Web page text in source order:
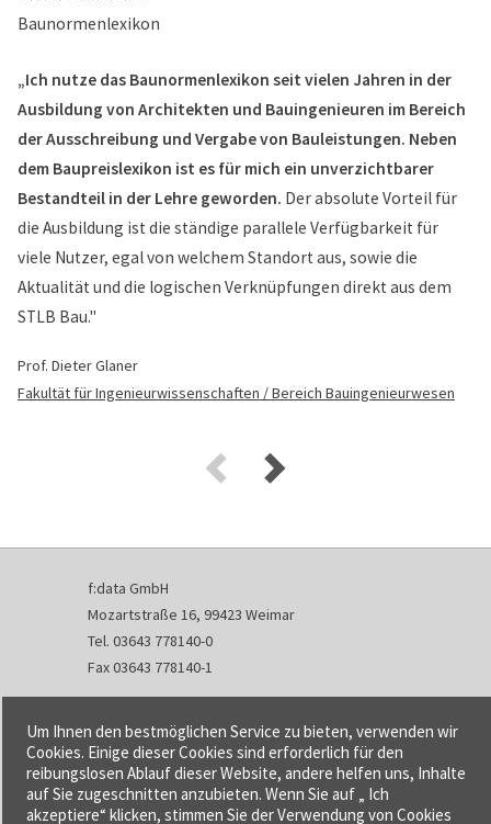
„Ich nutze das Baunormenlexikon seit vielen Jahren in der
Ausbildung von Architekten und Bauingenieuren im Bereich
der Ausschreibung und Vergabe von Bauleistungen. Neben
dem Baupreislexikon ist es für mich ein unverzichtbarer
Bestandteil in der Lehre geworden. Der absolute Vorteil für
die Ausbildung ist die ständige parallele Verfügbarkeit für
viele Nutzer, egal von welchem Standort aus, sowie die
Aktualität und die logischen Verknüpfungen direkt aus dem
STLB Bau."
Prof. Dieter Glaner
Fakultät für Ingenieurwissenschaften / Bereich Bauingenieurwesen
f:data GmbH
Mozartstraße 16, 99423 Weimar
Tel. 03643 778140-0
Fax 03643 778140-1
info@fdata.de
Kontakt
Impressum
Datenschutzerklärung
Um Ihnen den bestmöglichen Service zu bieten, verwenden wir
Cookies. Einige dieser Cookies sind erforderlich für den
reibungslosen Ablauf dieser Website, andere helfen uns, Inhalte
auf Sie zugeschnitten anzubieten. Wenn Sie auf „ Ich
akzeptiere“ klicken, stimmen Sie der Verwendung von Cookies